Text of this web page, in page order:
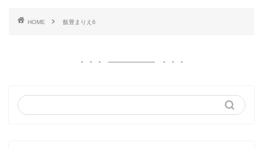
HOME 飯豊まりえ6